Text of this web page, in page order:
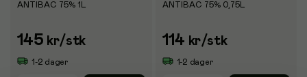
ANTIBAC 75% 1L
145 kr/stk
1-2 dager
ANTIBAC 75% 0,75L
114 kr/stk
1-2 dager